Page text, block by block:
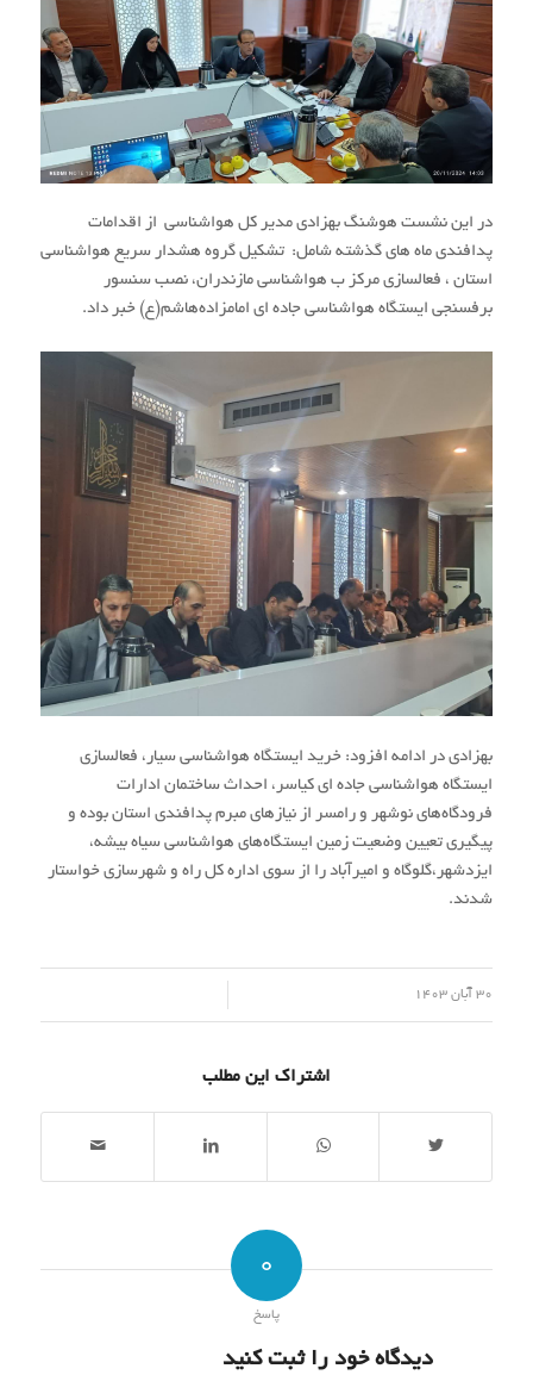
در این نشست هوشنگ بهزادی مدیر کل هواشناسی از اقدامات
پدافندی ماه های گذشته شامل: تشکیل گروه هشدار سریع هواشناسی
استان ، فعالسازی مرکز ب هواشناسی مازندران، نصب سنسور
برفسنجی ایستگاه هواشناسی جاده ای امامزاده‌هاشم(ع) خبر داد.
بهزادی در ادامه افزود: خرید ایستگاه هواشناسی سیار، فعالسازی
ايستگاه هواشناسي جاده ای کیاسر، احداث ساختمان ادارات
فرودگاه‌های نوشهر و رامسر از نیازهای مبرم پدافندی استان بوده و
پیگیری تعیین وضعیت زمین ایستگاه‌های هواشناسی سیاه بیشه،
ایزدشهر،گلوگاه و امیرآباد را از سوی اداره کل راه و شهرسازی خواستار
شدند.
30 آبان 1403
اشتراک این مطلب
0
پاسخ
دیدگاه خود را ثبت کنید